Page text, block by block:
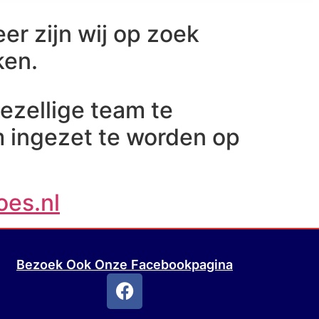
zijn wij op zoek
team te
ingezet te worden op
Bezoek Ook Onze Facebookpagina